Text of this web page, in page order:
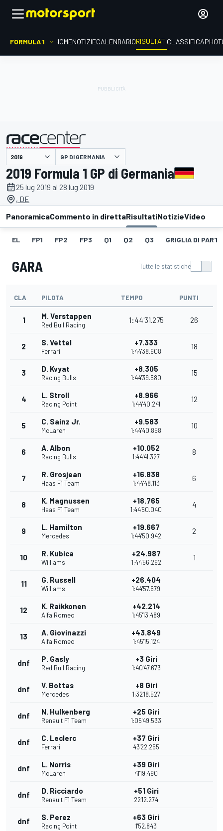
FORMULA 1 HOMENOTIZIECALENDARIORISULTATICLASSIFICA
presentato da GP DI GERMANIA
2019 Formula 1 GP di Germania
25 lug 2019 al 28 lug 2019
, DE
PanoramicaCommento in direttaRisultatiNotizieVideo
EL FP1 FP2 FP3 Q1 Q2 Q3 GRIGLIA DI
GARA Tutte le statistiche
CLA PILOTA TEMPO PUNTI
1 M. Verstappen
Red Bull Racing
1:44'31.275 26
2 S. Vettel
Ferrari
+7.333
1:44'38.608
18
3 D. Kvyat
Racing Bulls
+8.305
1:44'39.580
15
4 L. Stroll
Racing Point
+8.966
1:44'40.241
12
5 C. Sainz Jr.
McLaren
+9.583
1:44'40.858
10
6 A. Albon
Racing Bulls
+10.052
1:44'41.327
8
7 R. Grosjean
Haas F1 Team
+16.838
1:44'48.113
6
8 K. Magnussen
Haas F1 Team
+18.765
1:44'50.040
4
9 L. Hamilton
Mercedes
+19.667
1:44'50.942
2
10 R. Kubica
Williams
+24.987
1:44'56.262
1
11 G. Russell
Williams
+26.404
1:44'57.679
12 K. Raikkonen
Alfa Romeo
+42.214
1:45'13.489
13 A. Giovinazzi
Alfa Romeo
+43.849
1:45'15.124
dnf P. Gasly
Red Bull Racing
+3 Giri
1:40'47.673
dnf V. Bottas
Mercedes
+8 Giri
1:32'18.527
dnf N. Hulkenberg
Renault F1 Team
+25 Giri
1:05'49.533
dnf C. Leclerc
Ferrari
+37 Giri
43'22.255
dnf L. Norris
McLaren
+39 Giri
41'19.490
dnf D. Ricciardo
Renault F1 Team
+51 Giri
22'12.274
dnf S. Perez
Racing Point
+63 Giri
1'52.843